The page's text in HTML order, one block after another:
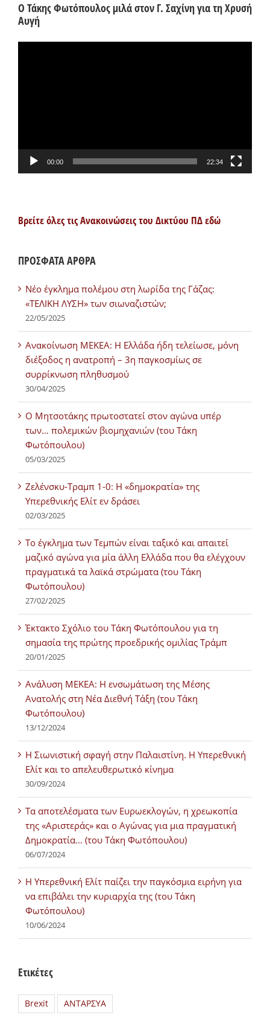
Ο Τάκης Φωτόπουλος μιλά στον Γ. Σαχίνη για τη Χρυσή
Αυγή
00:00 22:34
Βρείτε όλες τις Ανακοινώσεις του Δικτύου ΠΔ εδώ
ΠΡΟΣΦΑΤΑ ΑΡΘΡΑ
Νέο έγκλημα πολέμου στη λωρίδα της Γάζας:
«ΤΕΛΙΚΗ ΛΥΣΗ» των σιωναζιστών;
22/05/2025
Ανακοίνωση ΜΕΚΕΑ: Η Ελλάδα ήδη τελείωσε, μόνη
διέξοδος η ανατροπή – 3η παγκοσμίως σε
συρρίκνωση πληθυσμού
30/04/2025
Ο Μητσοτάκης πρωτοστατεί στον αγώνα υπέρ
των… πολεμικών βιομηχανιών (του Τάκη
Φωτόπουλου)
05/03/2025
Ζελένσκυ-Τραμπ 1-0: Η «δημοκρατία» της
Υπερεθνικής Ελίτ εν δράσει
02/03/2025
Tο έγκλημα των Τεμπών είναι ταξικό και απαιτεί
μαζικό αγώνα για μία άλλη Ελλάδα που θα ελέγχουν
πραγματικά τα λαϊκά στρώματα (του Τάκη
Φωτόπουλου)
27/02/2025
Έκτακτο Σχόλιο του Τάκη Φωτόπουλου για τη
σημασία της πρώτης προεδρικής ομιλίας Τράμπ
20/01/2025
Ανάλυση ΜΕΚΕΑ: Η ενσωμάτωση της Μέσης
Ανατολής στη Νέα Διεθνή Τάξη (του Τάκη
Φωτόπουλου)
13/12/2024
Η Σιωνιστική σφαγή στην Παλαιστίνη. Η Υπερεθνική
Ελίτ και το απελευθερωτικό κίνημα
30/09/2024
Τα αποτελέσματα των Ευρωεκλογών, η χρεωκοπία
της «Αριστεράς» και ο Αγώνας για μια πραγματική
Δημοκρατία… (του Τάκη Φωτόπουλου)
06/07/2024
H Υπερεθνική Ελίτ παίζει την παγκόσμια ειρήνη για
να επιβάλει την κυριαρχία της (του Τάκη
Φωτόπουλου)
10/06/2024
Ετικέτες
Brexit
ΑΝΤΑΡΣΥΑ